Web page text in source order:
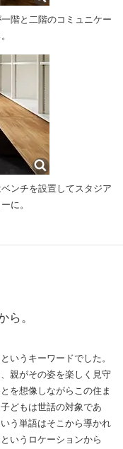
階と二階のコミュニケー
ンチを設置してスタジア
に。
ら。
いうキーワードでした。
親がその姿を楽しく見守
を想像しながらこの住ま
どもは世話の対象であ
う単語はそこから導かれ
いうロケーションから